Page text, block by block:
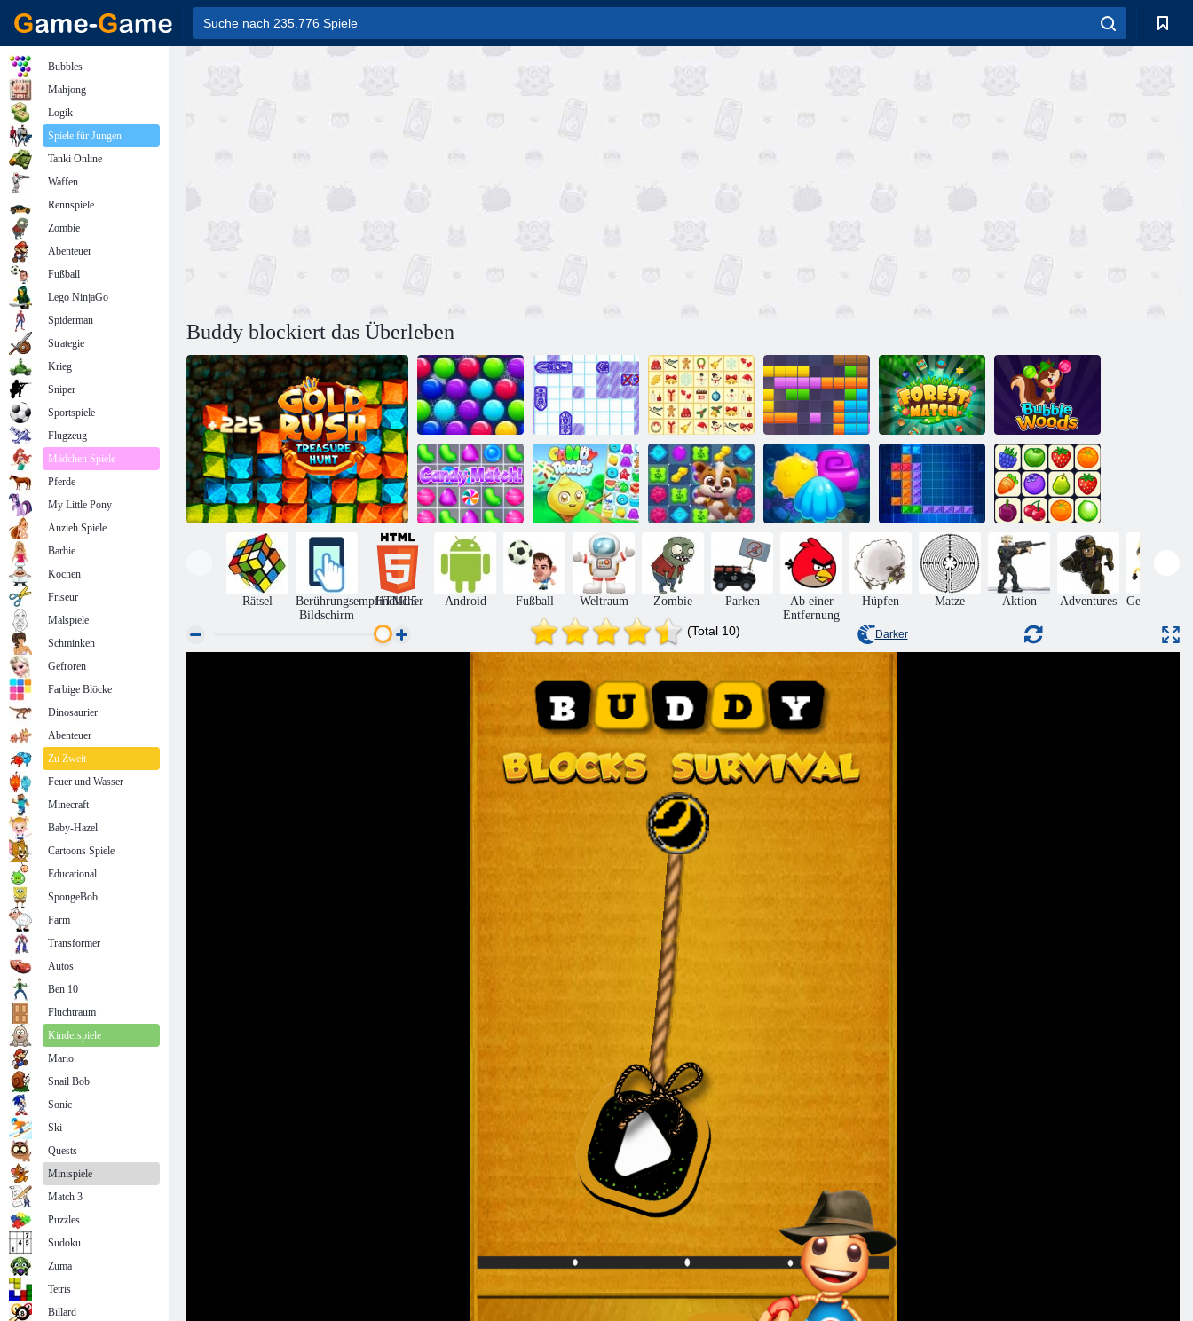
Buddy blockiert das Überleben
Smarty Bubbles
X-Mas
Schiffe
Versenken
KrisMas
Mahjong
11x11 Blöcke Waldmatch Bubble Woods
Candy Match
Süßigkeiten
Rätsel
Hundepuzzlegeschichte Aqua Blitz 2 Ten Trix Onet Connect
Rätsel
Berührungsempfindlicher
Bildschirm
HTML5 Android Fußball Weltraum Zombie Parken
Ab einer
Entfernung
Hüpfen Matze Aktion Adventures
(Total 10) Darker
Bubbles
Mahjong
Logik
Spiele für Jungen
Tanki Online
Waffen
Rennspiele
Zombie
Abenteuer
Fußball
Lego NinjaGo
Spiderman
Strategie
Krieg
Sniper
Sportspiele
Flugzeug
Mädchen Spiele
Pferde
My Little Pony
Anzieh Spiele
Barbie
Kochen
Friseur
Malspiele
Schminken
Gefroren
Farbige Blöcke
Dinosaurier
Abenteuer
Zu Zweit
Feuer und Wasser
Minecraft
Baby-Hazel
Cartoons Spiele
Educational
SpongeBob
Farm
Transformer
Autos
Ben 10
Fluchtraum
Kinderspiele
Mario
Snail Bob
Sonic
Ski
Quests
Minispiele
Match 3
Puzzles
Sudoku
Zuma
Tetris
Billard